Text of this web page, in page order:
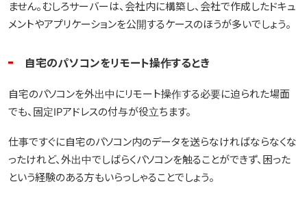
ません。むしろサーバーは、会社内に構築し、会社で作成したドキュ
メントやアプリケーションを公開するケースのほうが多いでしょう。
自宅のパソコンをリモート操作するとき
自宅のパソコンを外出中にリモート操作する必要に迫られた場面
でも、固定IPアドレスの付与が役立ちます。
仕事ですぐに自宅のパソコン内のデータを送らなければならなくな
ったけれど、外出中でしばらくパソコンを触ることができず、困った
という経験のある方もいらっしゃることでしょう。